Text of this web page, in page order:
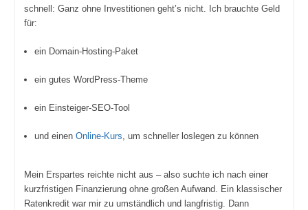
schnell: Ganz ohne Investitionen geht’s nicht. Ich brauchte Geld
für:
ein Domain-Hosting-Paket
ein gutes WordPress-Theme
ein Einsteiger-SEO-Tool
und einen Online-Kurs, um schneller loslegen zu können
Mein Erspartes reichte nicht aus – also suchte ich nach einer
kurzfristigen Finanzierung ohne großen Aufwand. Ein klassischer
Ratenkredit war mir zu umständlich und langfristig. Dann